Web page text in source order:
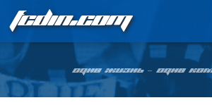
FCDIN.COM
ОДНА ЖИЗНЬ – ОДНА